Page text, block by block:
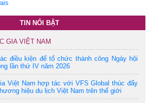
TIN NỔI BẬT
GIA VIỆT NAM
điều kiện để tổ chức thành công Ngày hội
lần thứ IV năm 2026
Việt Nam hợp tác với VFS Global thúc đẩy
hiệu du lịch Việt Nam trên thế giới